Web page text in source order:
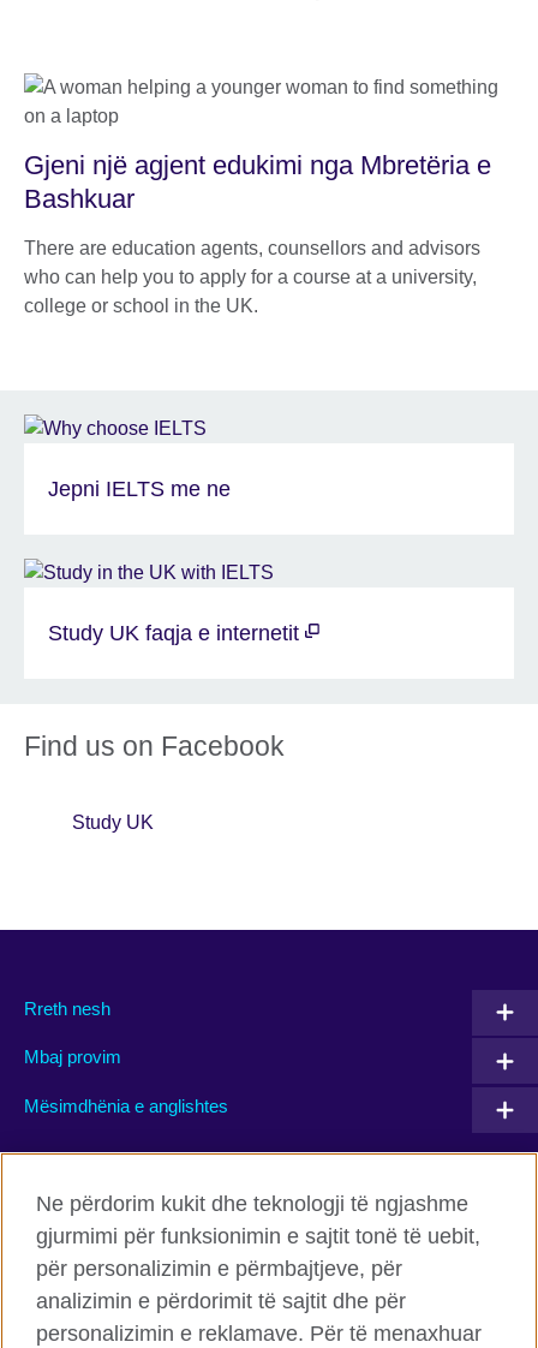
Gjeni një agjent edukimi nga Mbretëria e
Bashkuar
There are education agents, counsellors and advisors
who can help you to apply for a course at a university,
college or school in the UK.
Jepni IELTS me ne
Study UK faqja e internetit
Find us on Facebook
Study UK
Rreth nesh
Mbaj provim
Mësimdhënia e anglishtes
Facebook Twitter
Flickr TikTok
Ne përdorim kukit dhe teknologji të ngjashme
gjurmimi për funksionimin e sajtit tonë të uebit,
për personalizimin e përmbajtjeve, për
analizimin e përdorimit të sajtit dhe për
personalizimin e reklamave. Për të menaxhuar